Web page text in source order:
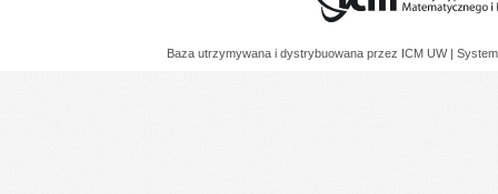
Baza utrzymywana i dystrybuowana przez ICM UW |